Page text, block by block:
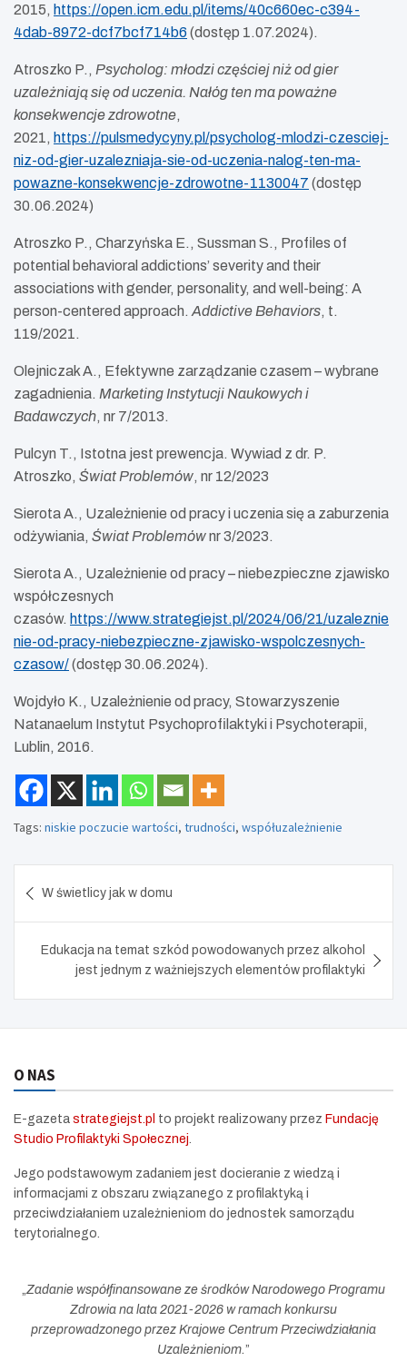
2015, https://open.icm.edu.pl/items/40c660ec-c394-
4dab-8972-dcf7bcf714b6 (dostęp 1.07.2024).
Atroszko P., Psycholog: młodzi częściej niż od gier
uzależniają się od uczenia. Nałóg ten ma poważne
konsekwencje zdrowotne,
2021, https://pulsmedycyny.pl/psycholog-mlodzi-czesciej-
niz-od-gier-uzalezniaja-sie-od-uczenia-nalog-ten-ma-
powazne-konsekwencje-zdrowotne-1130047 (dostęp
30.06.2024)
Atroszko P., Charzyńska E., Sussman S., Profiles of
potential behavioral addictions’ severity and their
associations with gender, personality, and well-being: A
person-centered approach. Addictive Behaviors, t.
119/2021.
Olejniczak A., Efektywne zarządzanie czasem – wybrane
zagadnienia. Marketing Instytucji Naukowych i
Badawczych, nr 7/2013.
Pulcyn T., Istotna jest prewencja. Wywiad z dr. P.
Atroszko, Świat Problemów, nr 12/2023
Sierota A., Uzależnienie od pracy i uczenia się a zaburzenia
odżywiania, Świat Problemównr 3/2023.
Sierota A., Uzależnienie od pracy – niebezpieczne zjawisko
współczesnych
czasów. https://www.strategiejst.pl/2024/06/21/uzaleznie
nie-od-pracy-niebezpieczne-zjawisko-wspolczesnych-
czasow/(dostęp 30.06.2024).
Wojdyło K., Uzależnienie od pracy, Stowarzyszenie
Natanaelum Instytut Psychoprofilaktyki i Psychoterapii,
Lublin, 2016.
Tags: niskie poczucie wartości, trudności, współuzależnienie
wpisu
W świetlicy jak w domu
Edukacja na temat szkód powodowanych przez alkohol
jest jednym z ważniejszych elementów profilaktyki
O NAS
E-gazeta strategiejst.pl to projekt realizowany przez Fundację
Studio Profilaktyki Społecznej
Jego podstawowym zadaniem jest docieranie z wiedzą i
informacjami z obszaru związanego z profilaktyką i
przeciwdziałaniem uzależnieniom do jednostek samorządu
terytorialnego.
Zadanie współfinansowane ze środków Narodowego Programu
Zdrowia na lata 2021-2026 w ramach konkursu
przeprowadzonego przez Krajowe Centrum Przeciwdziałania
Uzależnieniom. ”